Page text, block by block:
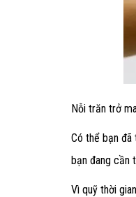
Nỗi trăn trở
Có thể bạn
bạn đang cần
Vì quỹ thời